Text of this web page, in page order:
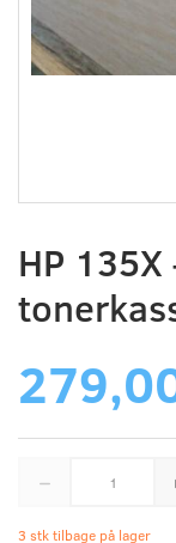
HP
3 stk tilbage på lager